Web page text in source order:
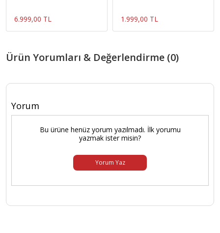
6.999,00 TL 1.999,00 TL
Ürün Yorumları & Değerlendirme (0)
Yorum
Bu ürüne henüz yorum yazılmadı. İlk yorumu
yazmak ister misin?
Yorum Yaz